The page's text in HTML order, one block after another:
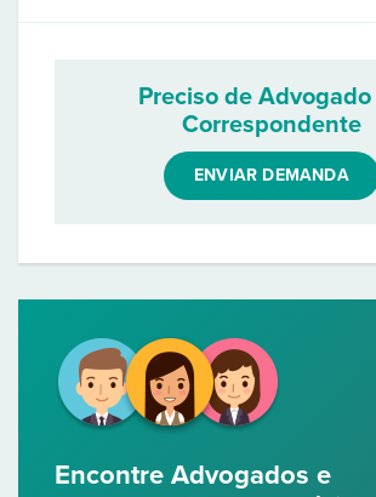
Preciso de Advogado
Correspondente
ENVIAR DEMANDA
Encontre Advogados e